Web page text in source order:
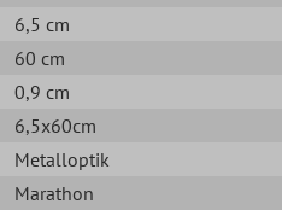
6,5 cm
60 cm
0,9 cm
6,5x60cm
Metalloptik
Marathon